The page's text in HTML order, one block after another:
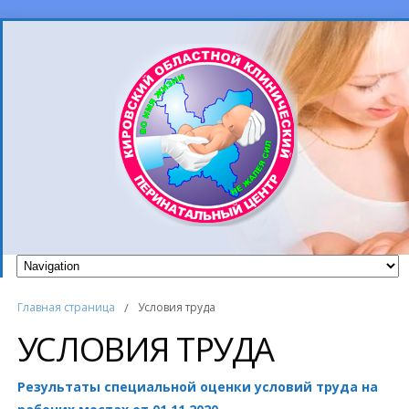
Главная страница / Условия труда
УСЛОВИЯ ТРУДА
Результаты специальной оценки условий труда на